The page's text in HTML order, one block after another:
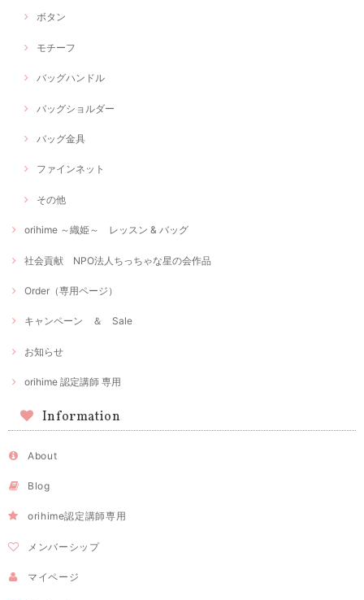
ボタン
モチーフ
バッグハンドル
バッグショルダー
バッグ金具
ファインネット
その他
orihime ～織姫～ レッスン & バッグ
社会貢献 NPO法人ちっちゃな星の会作品
Order（専用ページ）
キャンペーン ＆ Sale
お知らせ
orihime 認定講師 専用
Information
About
Blog
orihime認定講師専用
メンバーシップ
マイページ